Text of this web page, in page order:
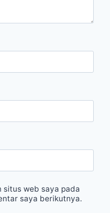
situs web saya pada
saya berikutnya.